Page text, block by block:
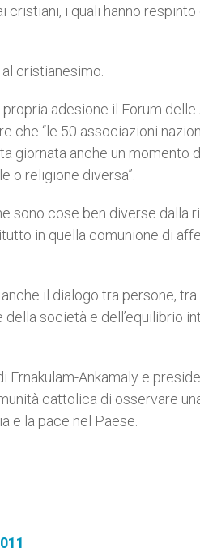
cristiani, i quali hanno respinto
cristianesimo.
adesione il Forum
che “le 50 associazioni
giornata anche un momento
o religione diversa”.
sono cose ben diverse dalla
in quella comunione di
il dialogo tra persone,
società e dell’equilibrio
Ernakulam-Ankamaly e
cattolica di osservare
e la pace nel Paese.